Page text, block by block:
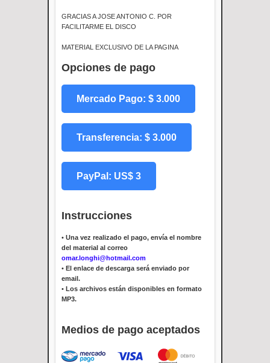
GRACIAS A JOSE ANTONIO C. POR
FACILITARME EL DISCO
MATERIAL EXCLUSIVO DE LA PAGINA
Opciones de pago
Mercado Pago: $ 3.000
Transferencia: $ 3.000
PayPal: US$ 3
Instrucciones
• Una vez realizado el pago, envía el nombre
del material al correo
omar.longhi@hotmail.com
• El enlace de descarga será enviado por
email.
• Los archivos están disponibles en formato
MP3.
Medios de pago aceptados